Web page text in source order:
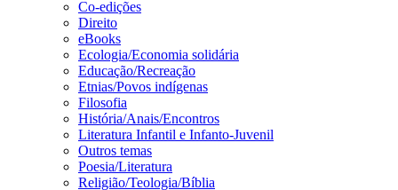
Co-edições
Direito
eBooks
Ecologia/Economia solidária
Educação/Recreação
Etnias/Povos indígenas
Filosofia
História/Anais/Encontros
Literatura Infantil e Infanto-Juvenil
Outros temas
Poesia/Literatura
Religião/Teologia/Bíblia